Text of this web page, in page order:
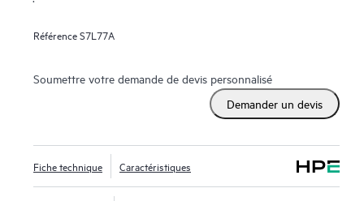
RéférenceS7L77A
Soumettre votre demande de devis personnalisé
Demander un devis
Fiche technique Caractéristiques